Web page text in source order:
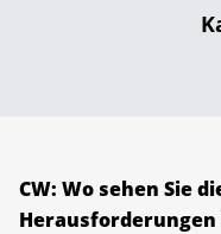
CW: Wo sehen Sie